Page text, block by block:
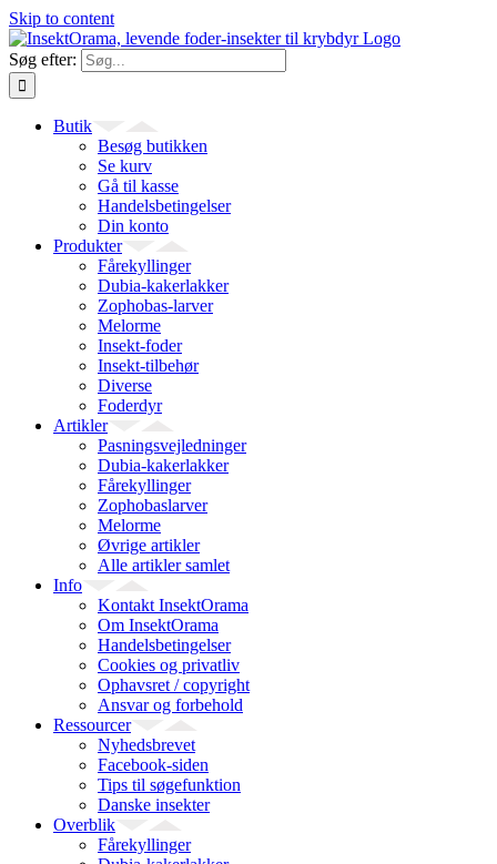
Skip to content
Søg efter:
Butik
Besøg butikken
Se kurv
Gå til kasse
Handelsbetingelser
Din konto
Produkter
Fårekyllinger
Dubia-kakerlakker
Zophobas-larver
Melorme
Insekt-foder
Insekt-tilbehør
Diverse
Foderdyr
Artikler
Pasningsvejledninger
Dubia-kakerlakker
Fårekyllinger
Zophobaslarver
Melorme
Øvrige artikler
Alle artikler samlet
Info
Kontakt InsektOrama
Om InsektOrama
Handelsbetingelser
Cookies og privatliv
Ophavsret / copyright
Ansvar og forbehold
Ressourcer
Nyhedsbrevet
Facebook-siden
Tips til søgefunktion
Danske insekter
Overblik
Fårekyllinger